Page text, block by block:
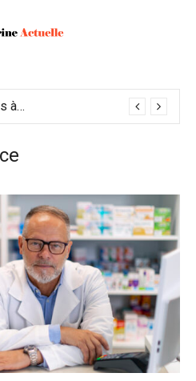
Bien choisir des plats à emporter : astuces et idées pour varier les plaisirs